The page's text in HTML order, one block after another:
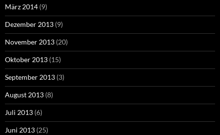
März 2014 (9)
Dezember 2013 (9)
November 2013 (20)
Oktober 2013 (15)
September 2013 (3)
August 2013 (8)
Juli 2013 (6)
Juni 2013 (25)